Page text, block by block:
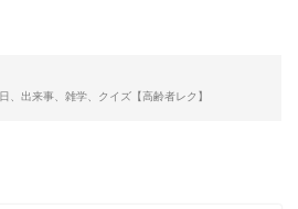
、出来事、雑学、クイズ【高齢者レク】